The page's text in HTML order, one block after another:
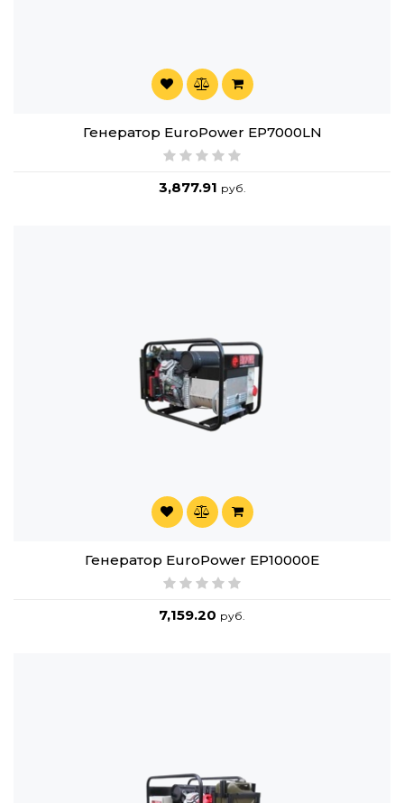
Генератор EuroPower EP7000LN
3,877.91 руб.
Генератор EuroPower EP10000E
7,159.20 руб.